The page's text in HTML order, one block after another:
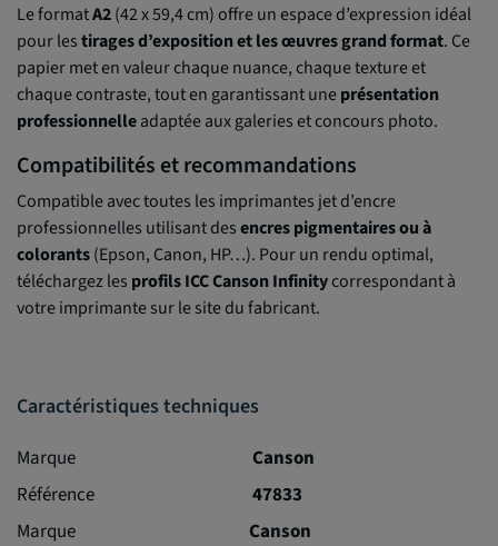
Le formatA2(42 x 59,4 cm) offre un espace d’expression idéal
pour lestirages d’exposition et les œuvres grand format. Ce
papier met en valeur chaque nuance, chaque texture et
chaque contraste, tout en garantissant uneprésentation
professionnelleadaptée aux galeries et concours photo.
Compatibilités et recommandations
Compatible avec toutes les imprimantes jet d’encre
professionnelles utilisant desencres pigmentaires ou à
colorants(Epson, Canon, HP…). Pour un rendu optimal,
téléchargez les profils ICC Canson Infinitycorrespondant à
votre imprimante sur le site du fabricant.
Caractéristiques techniques
Marque
Canson
Référence
47833
Marque
Canson